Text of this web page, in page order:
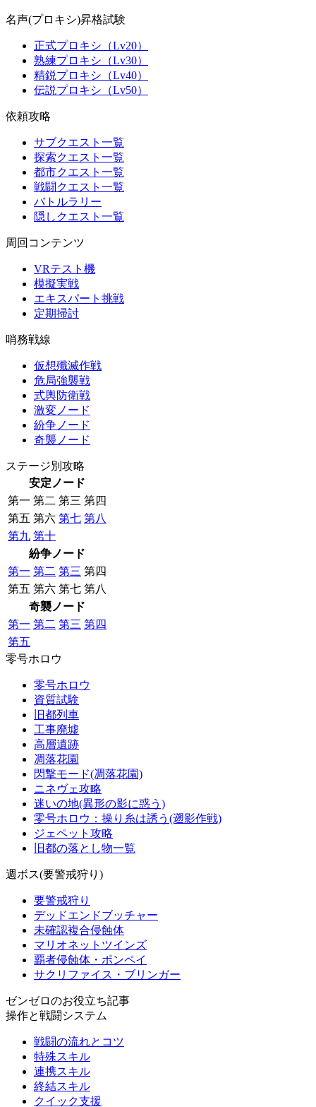
名声(プロキシ)昇格試験
正式プロキシ（Lv20）
熟練プロキシ（Lv30）
精鋭プロキシ（Lv40）
伝説プロキシ（Lv50）
依頼攻略
サブクエスト一覧
探索クエスト一覧
都市クエスト一覧
戦闘クエスト一覧
バトルラリー
隠しクエスト一覧
周回コンテンツ
VRテスト機
模擬実戦
エキスパート挑戦
定期掃討
哨務戦線
仮想殲滅作戦
危局強襲戦
式輿防衛戦
激変ノード
紛争ノード
奇襲ノード
ステージ別攻略
安定ノード
第一 第二 第三 第四
第五 第六 第七 第八
第九 第十
紛争ノード
第一 第二 第三 第四
第五 第六 第七 第八
奇襲ノード
第一 第二 第三 第四
第五
零号ホロウ
零号ホロウ
資質試験
旧都列車
工事廃墟
高層遺跡
凋落花園
閃撃モード(凋落花園)
ニネヴェ攻略
迷いの地(異形の影に惑う)
零号ホロウ：操り糸は誘う(遡影作戦)
ジェペット攻略
旧都の落とし物一覧
週ボス(要警戒狩り)
要警戒狩り
デッドエンドブッチャー
未確認複合侵蝕体
マリオネットツインズ
覇者侵蝕体・ポンペイ
サクリファイス・ブリンガー
ゼンゼロのお役立ち記事
操作と戦闘システム
戦闘の流れとコツ
特殊スキル
連携スキル
終結スキル
クイック支援